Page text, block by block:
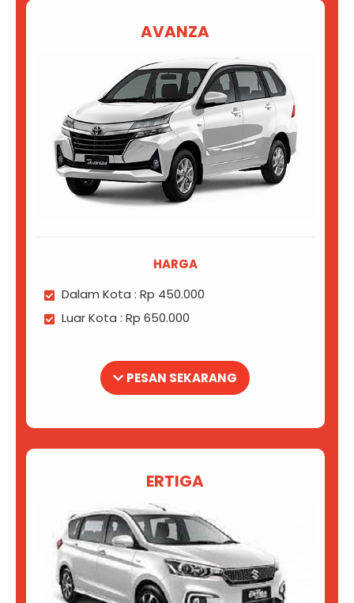
AVANZA
HARGA
Dalam Kota : Rp 450.000
Luar Kota : Rp 650.000
PESAN SEKARANG
ERTIGA